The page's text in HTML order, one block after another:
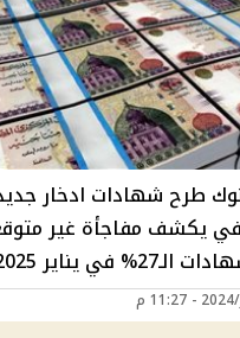
طرح شهادات ادخار
يكشف مفاجأة غير
في يناير 2025